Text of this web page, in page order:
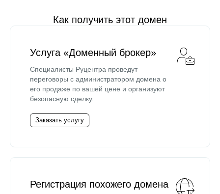
Как получить этот домен
Услуга «Доменный брокер»
Специалисты Руцентра проведут
переговоры с администратором домена о
его продаже по вашей цене и организуют
безопасную сделку.
Заказать услугу
Регистрация похожего домена